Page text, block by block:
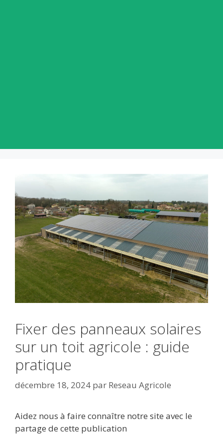
Fixer des panneaux solaires
sur un toit agricole : guide
pratique
décembre 18, 2024 par Reseau Agricole
Aidez nous à faire connaître notre site avec le
partage de cette publication